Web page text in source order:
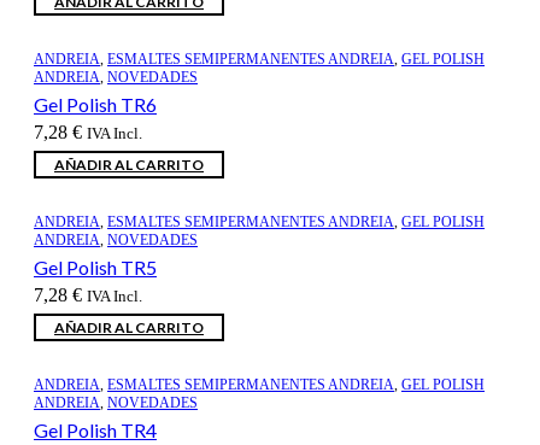
ANDREIA, ESMALTES SEMIPERMANENTES ANDREIA, GEL POLISH
ANDREIA, NOVEDADES
Gel Polish TR6
7,28 € IVA Incl.
AÑADIR AL CARRITO
ANDREIA, ESMALTES SEMIPERMANENTES ANDREIA, GEL POLISH
ANDREIA, NOVEDADES
Gel Polish TR5
7,28 € IVA Incl.
AÑADIR AL CARRITO
ANDREIA, ESMALTES SEMIPERMANENTES ANDREIA, GEL POLISH
ANDREIA, NOVEDADES
Gel Polish TR4